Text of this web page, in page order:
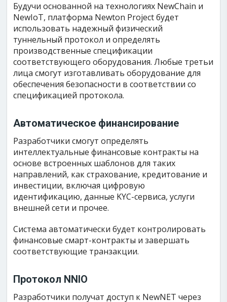
Будучи основанной на технологиях NewChain и
NewIoT, платформа Newton Project будет
использовать надежный физический
туннельный протокол и определять
производственные спецификации
соответствующего оборудования. Любые третьи
лица смогут изготавливать оборудование для
обеспечения безопасности в соответствии со
спецификацией протокола.
Автоматическое финансирование
Разработчики смогут определять
интеллектуальные финансовые контракты на
основе встроенных шаблонов для таких
направлений, как страхование, кредитование и
инвестиции, включая цифровую
идентификацию, данные KYC-сервиса, услуги
внешней сети и прочее.
Система автоматически будет контролировать
финансовые смарт-контракты и завершать
соответствующие транзакции.
Протокол NNIO
Разработчики получат доступ к NewNET через